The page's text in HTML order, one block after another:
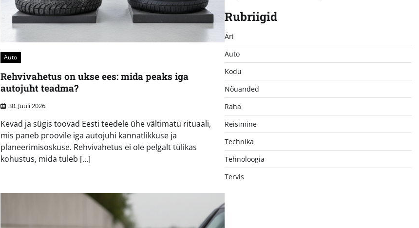
Auto
Rehvivahetus on ukse ees: mida peaks iga
autojuht teadma?
30. Juuli 2026
Kevad ja sügis toovad Eesti teedele ühe vältimatu rituaali,
mis paneb proovile iga autojuhi kannatlikkuse ja
planeerimisoskuse. Rehvivahetus ei ole pelgalt tülikas
kohustus, mida tuleb […]
Rubriigid
Äri
Auto
Kodu
Nõuanded
Raha
Reisimine
Technika
Tehnoloogia
Tervis